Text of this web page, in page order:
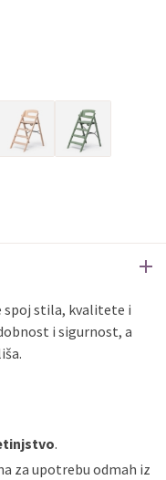
do12
do12rata
Jednokratno
spoj stila, kvalitete i
i sigurnost, a
.
za upotrebu odmah iz